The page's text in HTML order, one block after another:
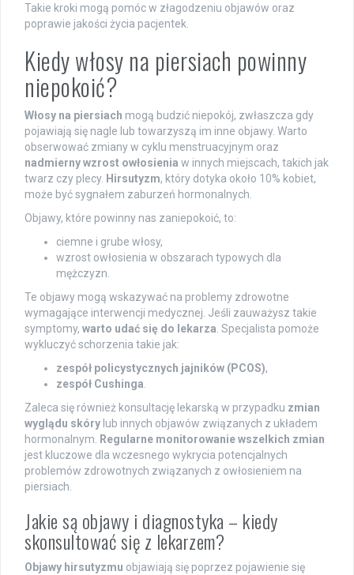
Takie kroki mogą pomóc w złagodzeniu objawów oraz
poprawie jakości życia pacjentek.
Kiedy włosy na piersiach powinny
niepokoić?
Włosy na piersiach mogą budzić niepokój, zwłaszcza gdy
pojawiają się nagle lub towarzyszą im inne objawy. Warto
obserwować zmiany w cyklu menstruacyjnym oraz
nadmierny wzrost owłosienia w innych miejscach, takich jak
twarz czy plecy. Hirsutyzm, który dotyka około 10% kobiet,
może być sygnałem zaburzeń hormonalnych.
Objawy, które powinny nas zaniepokoić, to:
ciemne i grube włosy,
wzrost owłosienia w obszarach typowych dla
mężczyzn.
Te objawy mogą wskazywać na problemy zdrowotne
wymagające interwencji medycznej. Jeśli zauważysz takie
symptomy, warto udać się do lekarza . Specjalista pomoże
wykluczyć schorzenia takie jak:
zespół policystycznych jajników (PCOS),
zespół Cushinga
Zaleca się również konsultację lekarską w przypadku zmian
wyglądu skóry lub innych objawów związanych z układem
hormonalnym.
Regularne monitorowanie wszelkich zmian
jest kluczowe dla wczesnego wykrycia potencjalnych
problemów zdrowotnych związanych z owłosieniem na
piersiach.
Jakie są objawy i diagnostyka – kiedy
skonsultować się z lekarzem?
Objawy hirsutyzmu objawiają się poprzez pojawienie się